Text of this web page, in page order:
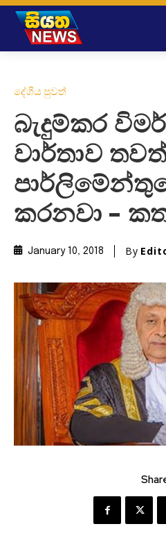
දේශීය පුවත්
බැදුම්කර
වාර්තාව
කරනවා –
January 10, 2018 By